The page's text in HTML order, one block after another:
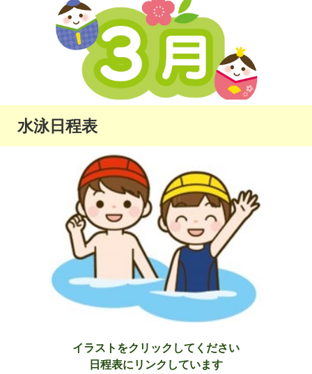
水泳日程表
イラストをクリックしてください
日程表にリンクしています